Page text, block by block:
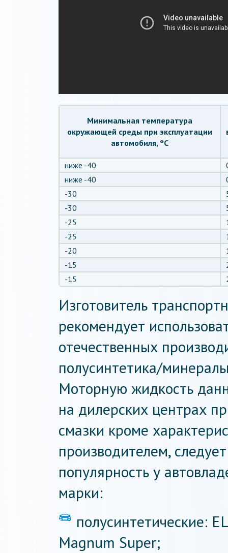
Минимальная температура
окружающей среды при эксплуатации
автомобиля, °С
ниже -40
ниже -40
-30
-30
-25
-25
-20
-15
-15
Изготовитель
рекомендует
отечественных
полусинтетика/
Моторную жидкость
на дилерских центрах
смазки кроме
производителем,
популярность у
марки:
полусинтетические:
Magnum Super;